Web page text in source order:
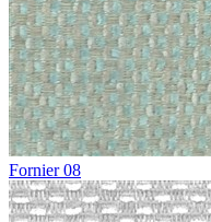
Fornier 08